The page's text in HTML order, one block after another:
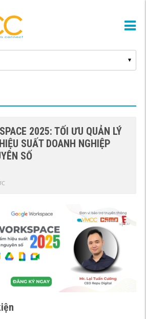
2025: TỐI ƯU QUẢN LÝ
SUẤT DOANH NGHIỆP
SỐ